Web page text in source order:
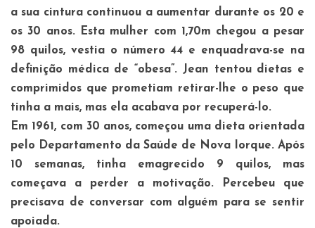
a sua cintura continuou a aumentar durante os 20 e
os 30 anos. Esta mulher com 1,70m chegou a pesar
98 quilos, vestia o número 44 e enquadrava-se na
definição médica de “obesa”. Jean tentou dietas e
comprimidos que prometiam retirar-lhe o peso que
tinha a mais, mas ela acabava por recuperá-lo.
Em 1961, com 30 anos, começou uma dieta orientada
pelo Departamento da Saúde de Nova Iorque. Após
10 semanas, tinha emagrecido 9 quilos, mas
começava a perder a motivação. Percebeu que
precisava de conversar com alguém para se sentir
apoiada.